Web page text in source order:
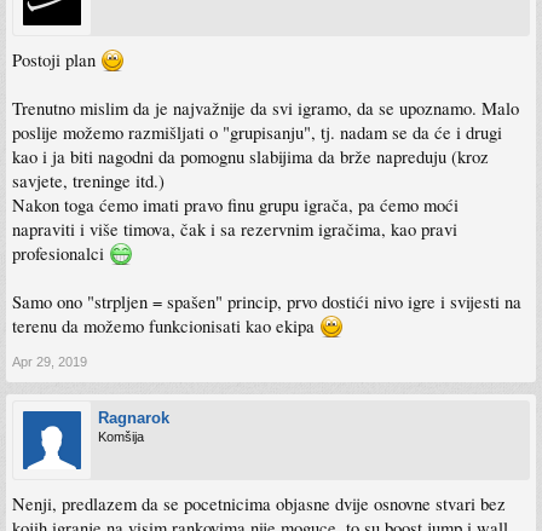
Postoji plan
Trenutno mislim da je najvažnije da svi igramo, da se upoznamo. Malo
poslije možemo razmišljati o "grupisanju", tj. nadam se da će i drugi
kao i ja biti nagodni da pomognu slabijima da brže napreduju (kroz
savjete, treninge itd.)
Nakon toga ćemo imati pravo finu grupu igrača, pa ćemo moći
napraviti i više timova, čak i sa rezervnim igračima, kao pravi
profesionalci
Samo ono "strpljen = spašen" princip, prvo dostići nivo igre i svijesti na
terenu da možemo funkcionisati kao ekipa
Apr 29, 2019
Ragnarok
Komšija
Nenji, predlazem da se pocetnicima objasne dvije osnovne stvari bez